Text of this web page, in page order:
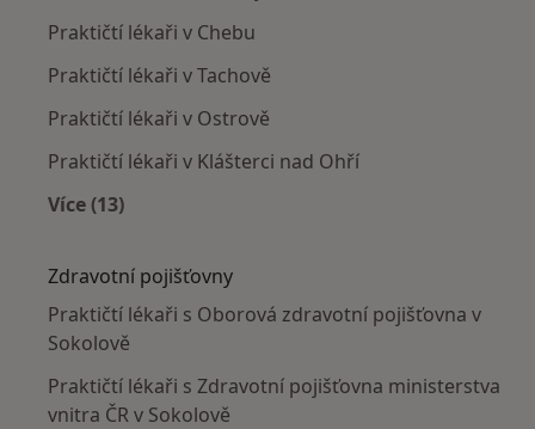
Praktičtí lékaři v Chebu
Praktičtí lékaři v Tachově
Praktičtí lékaři v Ostrově
Praktičtí lékaři v Klášterci nad Ohří
Více (13)
Zdravotní pojišťovny
Praktičtí lékaři s Oborová zdravotní pojišťovna v
Sokolově
Praktičtí lékaři s Zdravotní pojišťovna ministerstva
vnitra ČR v Sokolově